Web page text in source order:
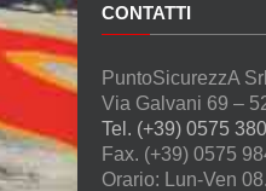
CONTATTI
PuntoSicurezzA Srl
Via Galvani 69 –
Tel. (+39) 0575
Fax. (+39) 0575
Orario: Lun-Ven